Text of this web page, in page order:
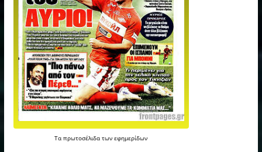
Ταπρωτοσέλιδατωνεφημερίδων